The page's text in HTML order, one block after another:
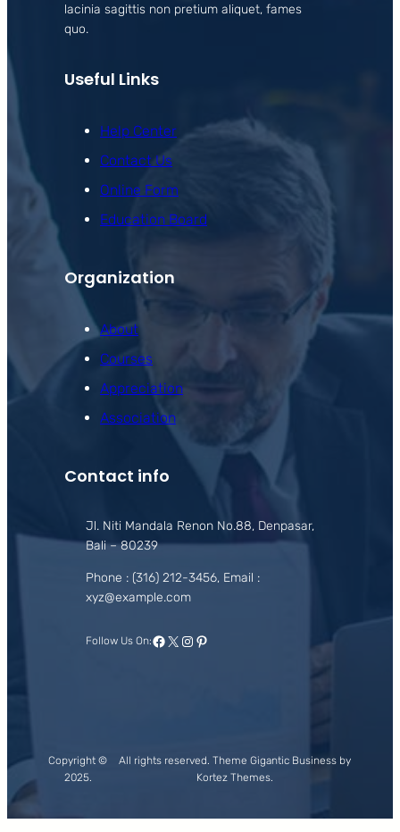
lacinia sagittis non pretium aliquet, fames
quo.
Useful Links
Help Center
Contact Us
Online Form
Education Board
Organization
About
Courses
Appreciation
Association
Contact info
Jl. Niti Mandala Renon No.88, Denpasar,
Bali – 80239
Phone : (316) 212-3456, Email :
xyz@example.com
Follow Us On:Facebook
X Instagram
Pinterest
Copyright ©
2025.
All rights reserved. Theme Gigantic Business by
Kortez Themes.